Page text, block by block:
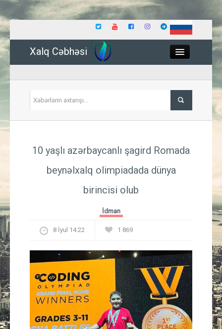
Xalq Cəbhəsi
İqtisadiyyat
Mədəniyyət
Müsahibə
İdman
10 yaşlı azərbaycanlı şagird Romada
beynəlxalq olimpiadada dünya
birincisi olub
İdman
8 İyul 14:22 1 869